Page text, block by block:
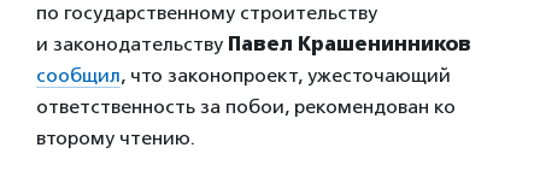
по государственному строительству
и законодательству Павел Крашенинников
сообщил, что законопроект, ужесточающий
ответственность за побои, рекомендован ко
второму чтению.